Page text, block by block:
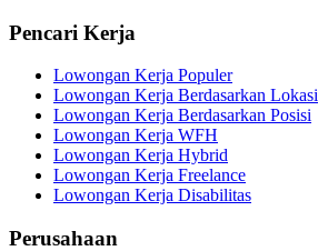
Pencari Kerja
Lowongan Kerja Populer
Lowongan Kerja Berdasarkan Lokasi
Lowongan Kerja Berdasarkan Posisi
Lowongan Kerja WFH
Lowongan Kerja Hybrid
Lowongan Kerja Freelance
Lowongan Kerja Disabilitas
Perusahaan